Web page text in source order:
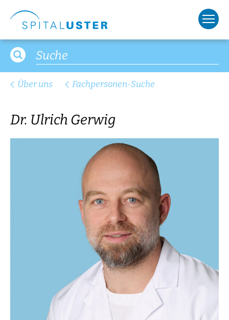
Über uns Fachpersonen-Suche
Dr. Ulrich Gerwig